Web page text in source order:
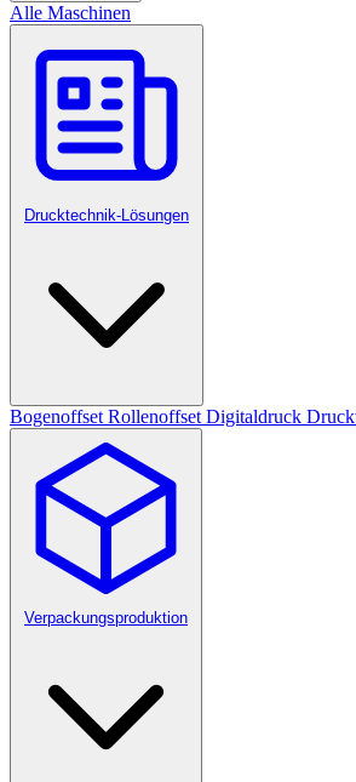
Alle Maschinen
Drucktechnik-Lösungen
Bogenoffset Rollenoffset Digitaldruck
Verpackungsproduktion